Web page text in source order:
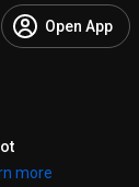
Open App
more